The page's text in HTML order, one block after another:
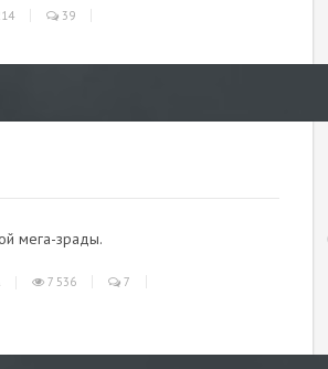
39
мега-зрады.
7 536 7